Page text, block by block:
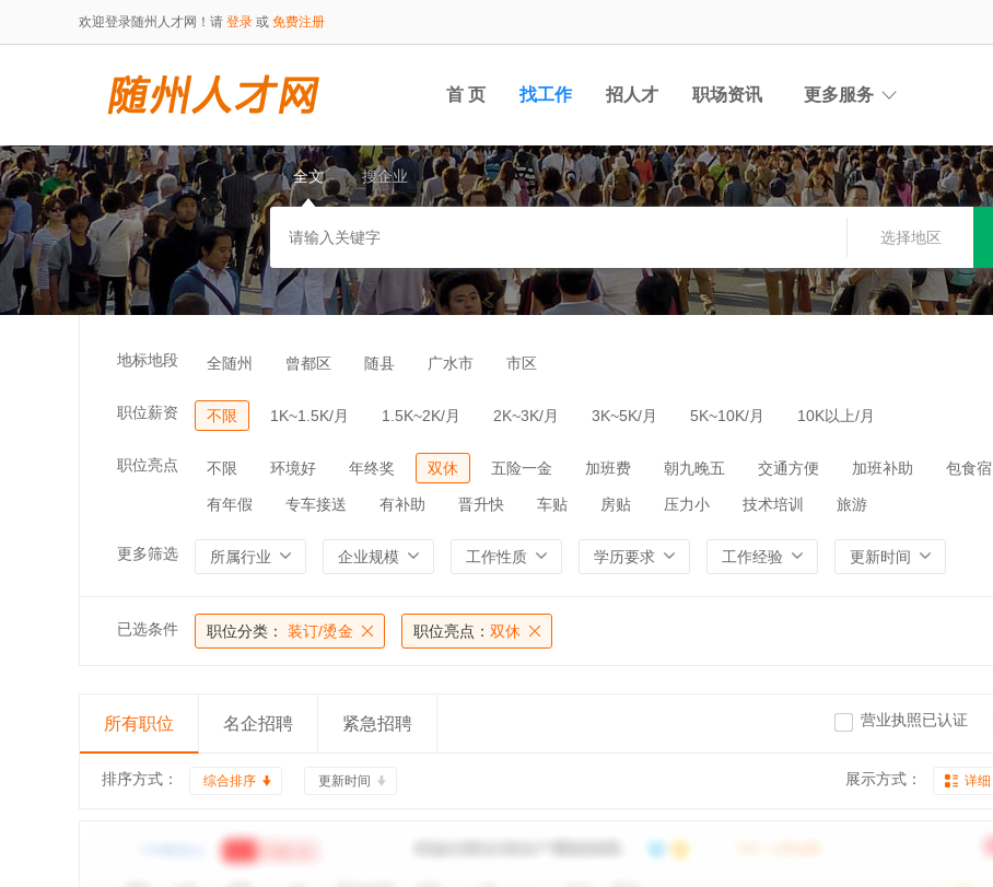
欢迎登录随州人才网！请 登录 或 免费注册
首 页 找工作 招人才 职场资讯 更多服务
全文 搜企业
选择地区
地标地段 全随州 曾都区 随县 广水市 市区
职位薪资 不限 1K~1.5K/月 1.5K~2K/月 2K~3K/月 3K~5K/月 5K~10K/月 10K以上/月
职位亮点 不限 环境好 年终奖 双休 五险一金 加班费 朝九晚五 交通方便 加班补助 包食宿
有年假 专车接送 有补助 晋升快 车贴 房贴 压力小 技术培训 旅游
更多筛选 所属行业 企业规模 工作性质 学历要求 工作经验 更新时间
已选条件 职位分类： 装订/烫金 职位亮点： 双休
所有职位 名企招聘 紧急招聘 营业执照已认证
排序方式： 综合排序 更新时间 展示方式： 详细